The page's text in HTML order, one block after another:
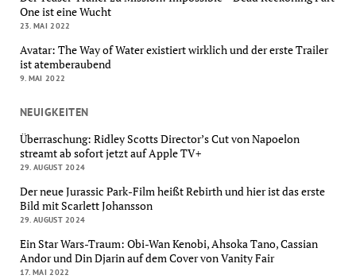
One ist eine Wucht
23. MAI 2022
Avatar: The Way of Water existiert wirklich und der erste Trailer
ist atemberaubend
9. MAI 2022
NEUIGKEITEN
Überraschung: Ridley Scotts Director’s Cut von Napoelon
streamt ab sofort jetzt auf Apple TV+
29. AUGUST 2024
Der neue Jurassic Park-Film heißt Rebirth und hier ist das erste
Bild mit Scarlett Johansson
29. AUGUST 2024
Ein Star Wars-Traum: Obi-Wan Kenobi, Ahsoka Tano, Cassian
Andor und Din Djarin auf dem Cover von Vanity Fair
17. MAI 2022